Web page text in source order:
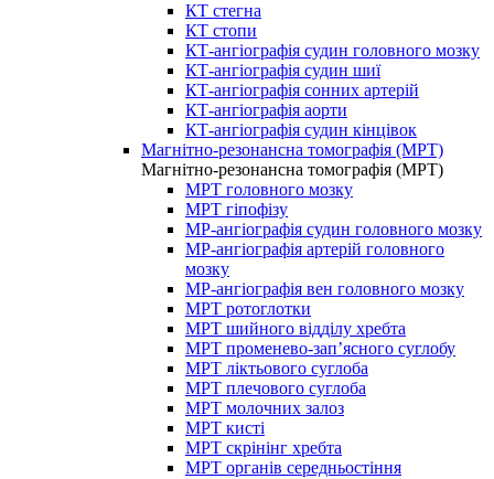
КТ стегна
КТ стопи
КТ-ангіографія судин головного мозку
КТ-ангіографія судин шиї
КТ-ангіографія сонних артерій
КТ-ангіографія аорти
КТ-ангіографія судин кінцівок
Магнітно-резонансна томографія (МРТ)
Магнітно-резонансна томографія (МРТ)
МРТ головного мозку
МРТ гіпофізу
МР-ангіографія судин головного мозку
МР-ангіографія артерій головного
мозку
МР-ангіографія вен головного мозку
МРТ ротоглотки
МРТ шийного відділу хребта
МРТ променево-зап’ясного суглобу
МРТ ліктьового суглоба
МРТ плечового суглоба
МРТ молочних залоз
МРТ кисті
МРТ скрінінг хребта
МРТ органів середньостіння